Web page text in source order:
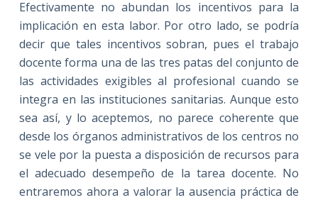
Efectivamente no abundan los incentivos para la
implicación en esta labor. Por otro lado, se podría
decir que tales incentivos sobran, pues el trabajo
docente forma una de las tres patas del conjunto de
las actividades exigibles al profesional cuando se
integra en las instituciones sanitarias. Aunque esto
sea así, y lo aceptemos, no parece coherente que
desde los órganos administrativos de los centros no
se vele por la puesta a disposición de recursos para
el adecuado desempeño de la tarea docente. No
entraremos ahora a valorar la ausencia práctica de